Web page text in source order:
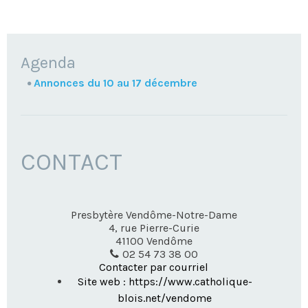
NAVIGATION
Agenda
Annonces du 10 au 17 décembre
CONTACT
Presbytère Vendôme-Notre-Dame
4, rue Pierre-Curie
41100 Vendôme
02 54 73 38 00
Contacter par courriel
Site web : https://www.catholique-
blois.net/vendome